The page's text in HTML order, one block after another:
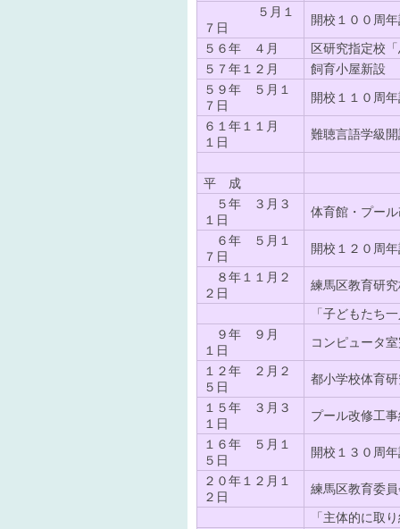
５月１
７日
開校１００周
５６年 ４月
区研究指定校
５７年１２月
飼育小屋新設
５９年 ５月１
７日
開校１１０周
６１年１１月
１日
難聴言語学級
平 成
５年 ３月３
１日
体育館・プー
６年 ５月１
７日
開校１２０周
８年１１月２
２日
練馬区教育研
「子どもたち
９年 ９月
１日
コンピュータ
１２年 ２月２
５日
都小学校体育
１５年 ３月３
１日
プール改修工
１６年 ５月１
５日
開校１３０周
２０年１２月１
２日
練馬区教育委
「主体的に取